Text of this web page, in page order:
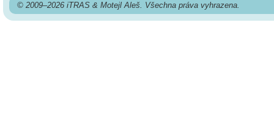
© 2009–2026 iTRAS & Motejl Aleš. Všechna práva vyhrazena.